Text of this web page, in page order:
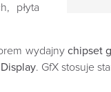
płyta
wydajny chipset
. GfX stosuje